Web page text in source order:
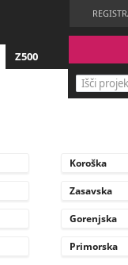
Z500
Koroška
Zasavska
Gorenjska
Primorska